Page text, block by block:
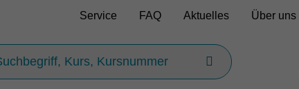
Service FAQ Aktuelles Über uns